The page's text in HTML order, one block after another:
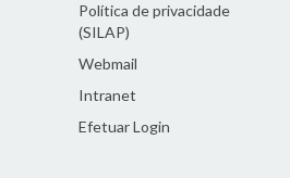
Política de privacidade
(SILAP)
Webmail
Intranet
Efetuar Login